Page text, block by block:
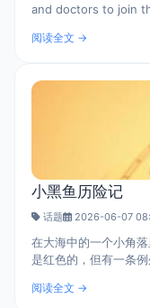
and doctors to join
havehigh education
阅读全文 →
小黑鱼历险记
话题 2026-06-07
在大海中的一个小角
是红色的，但有一条
一只非常大的鲨鱼把小
阅读全文 →